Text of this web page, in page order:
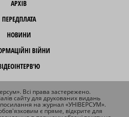
АРХІВ
ПЕРЕДПЛАТА
НОВИНИ
ВІЙНИ
Всі права застережено.
сайту для друкованих видань
на журнал «УНІВЕРСУМ».
є пряме, відкрите для